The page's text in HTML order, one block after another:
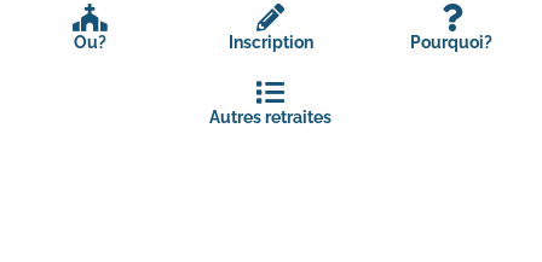
Ou? Inscription Pourquoi?
Autres retraites